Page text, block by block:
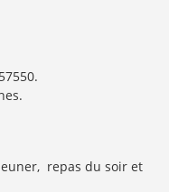
repas du soir et